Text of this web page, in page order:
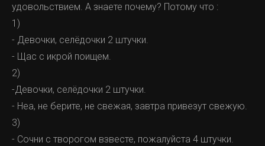
удовольствием. А знаете почему? Потому что :
1)
- Девочки, селёдочки 2 штучки.
- Щас с икрой поищем.
2)
-Девочки, селёдочки 2 штучки.
- Неа, не берите, не свежая, завтра привезут свежую.
3)
- Сочни с творогом взвесте, пожалуйста 4 штучки.